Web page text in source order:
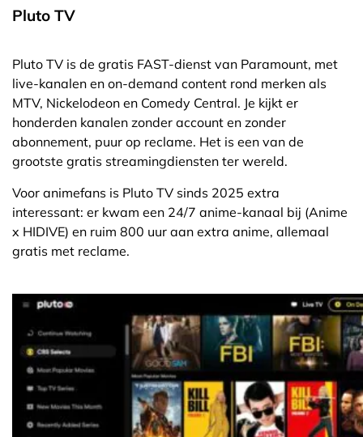
Pluto TV
Pluto TV is de gratis FAST-dienst van Paramount, met
live-kanalen en on-demand content rond merken als
MTV, Nickelodeon en Comedy Central. Je kijkt er
honderden kanalen zonder account en zonder
abonnement, puur op reclame. Het is een van de
grootste gratis streamingdiensten ter wereld.
Voor animefans is Pluto TV sinds 2025 extra
interessant: er kwam een 24/7 anime-kanaal bij (Anime
x HIDIVE) en ruim 800 uur aan extra anime, allemaal
gratis met reclame.